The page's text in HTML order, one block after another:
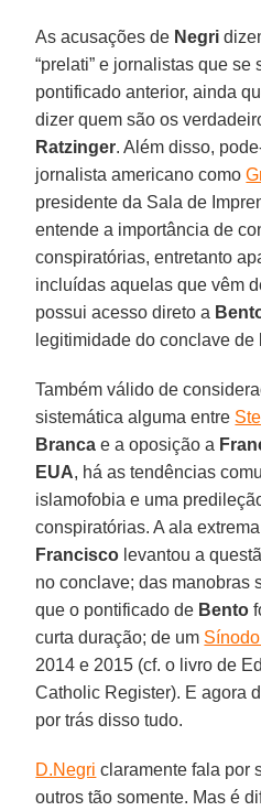
As acusações de Negri
“prelati” e jornalistas que se
pontificado anterior, ainda
dizer quem são os
Ratzinger. Além disso,
jornalista americano como
presidente da Sala de
entende a importância de
conspiratórias, entretanto
incluídas aquelas que vêm
possui acesso direto a
legitimidade do conclave de
Também válido de
sistemática alguma entre
Branca e a oposição a
EUA, há as tendências
islamofobia e uma
conspiratórias. A ala
Francisco levantou a
no conclave; das manobras
que o pontificado de Bento
curta duração; de um
2014 e 2015 (cf. o livro de
Catholic Register). E agora
por trás disso tudo.
D.Negri claramente fala por
outros tão somente. Mas é